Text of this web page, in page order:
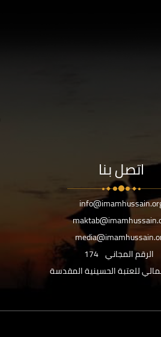
اتصل بنا
الرقم المجاني 174
للعتبة الحسينية المقدسة